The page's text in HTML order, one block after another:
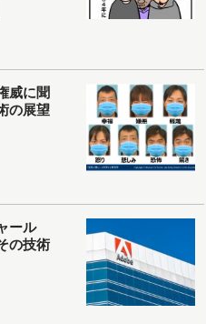
威に聞
の展望
ール
の技術